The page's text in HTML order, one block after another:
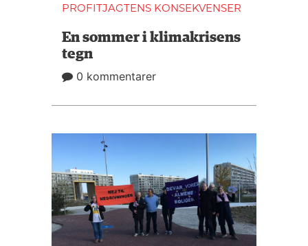
PROFITJAGTENS KONSEKVENSER
En sommer i klimakrisens
tegn
0 kommentarer